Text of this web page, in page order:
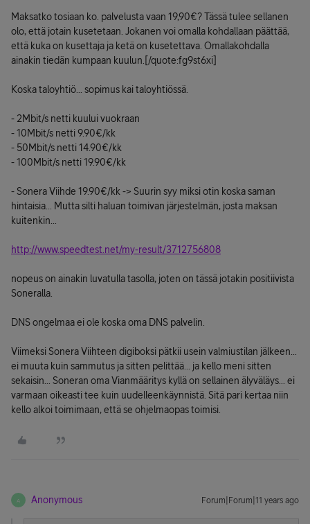
Maksatko tosiaan ko. palvelusta vaan 19,90€? Tässä tulee sellanen
olo, että jotain kusetetaan. Jokanen voi omalla kohdallaan päättää,
että kuka on kusettaja ja ketä on kusetettava. Omallakohdalla
ainakin tiedän kumpaan kuulun.[/quote:fg9st6xi]
Koska taloyhtiö... sopimus kai taloyhtiössä.
- 2Mbit/s netti kuului vuokraan
- 10Mbit/s netti 9.90€/kk
- 50Mbit/s netti 14.90€/kk
- 100Mbit/s netti 19.90€/kk
- Sonera Viihde 19.90€/kk -> Suurin syy miksi otin koska saman
hintaisia... Mutta silti haluan toimivan järjestelmän, josta maksan
kuitenkin...
http://www.speedtest.net/my-result/3712756808
nopeus on ainakin luvatulla tasolla, joten on tässä jotakin positiivista
Soneralla.
DNS ongelmaa ei ole koska oma DNS palvelin.
Viimeksi Sonera Viihteen digiboksi pätkii usein valmiustilan jälkeen...
ei muuta kuin sammutus ja sitten pelittää... ja kello meni sitten
sekaisin... Soneran oma Vianmääritys kyllä on sellainen älyväläys... ei
varmaan oikeasti tee kuin uudelleenkäynnistä. Sitä pari kertaa niin
kello alkoi toimimaan, että se ohjelmaopas toimisi.
A Anonymous Forum|Forum|11 years ago